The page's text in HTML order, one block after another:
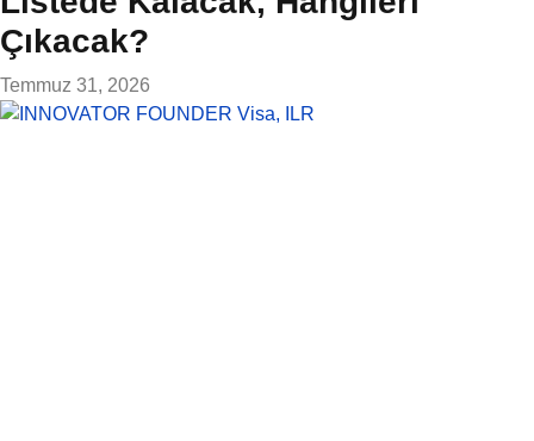
Çıkacak?
Temmuz 31, 2026